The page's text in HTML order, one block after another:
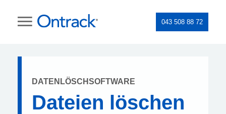
043 508 88 72
DATENLÖSCHSOFTWARE
Dateien löschen